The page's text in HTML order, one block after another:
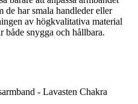
de har smala handleder eller
av högkvalitativa material
både snygga och hållbara.
- Lavasten Chakra